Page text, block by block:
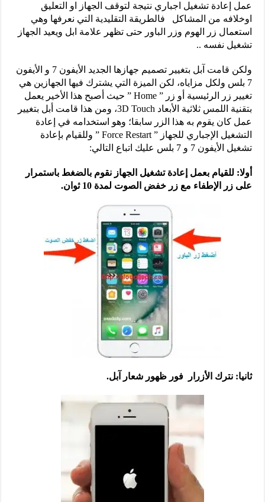
عمل إعادة تشغيل اجباري نتيجة لتوقف الجهاز او التعليق
اوخلافه من المشاكل فالطريقة التقليدية التي نعرفها وهي
استعمال زر الهوم وزر الباور حتى تظهر علامة ابل ويعيد الجهاز
تشغيل نفسه ..
ولكن قامت آبل بتغيير تصميم جهازها الجديد الأيفون 7 و الأيفون
7 بلس ولكل مزاياه، لكن الميزة التي يشترك فيها الجهازين هي
تغيير زر الرئيسية أو زر ” Home ” حيث أصبح هذا الأخير يعمل
بتقنية اللمس ثلاثية الأبعاد 3D Touch، ومن هذا قامت أبل بتغيير
عمل كان يقوم به هذا الزر سابقا؛ وهو استخدامه في إعادة
التشغيل الإجباري للجهاز ” Force Restart ” وللقيام بإعادة
تشغيل الأيفون 7 و 7 بلس عليك اتباع التالي:
أولا: للقيام بعمل إعادة تشغيل الجهاز نقوم بالضغط باستمرار
على زر الإطفاء مع زر خفض الصوت لمدة 10 ثوان.
ثانيا: نترك الأزرار فور ظهور شعار آبل.